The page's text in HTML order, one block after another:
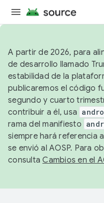
A partir de 2026, para
de desarrollo llamado
estabilidad de la
publicaremos el código
segundo y cuarto
contribuir a él, usa
rama del manifiesto
siempre hará referencia
se envió al AOSP. Para
consultaCambios en el